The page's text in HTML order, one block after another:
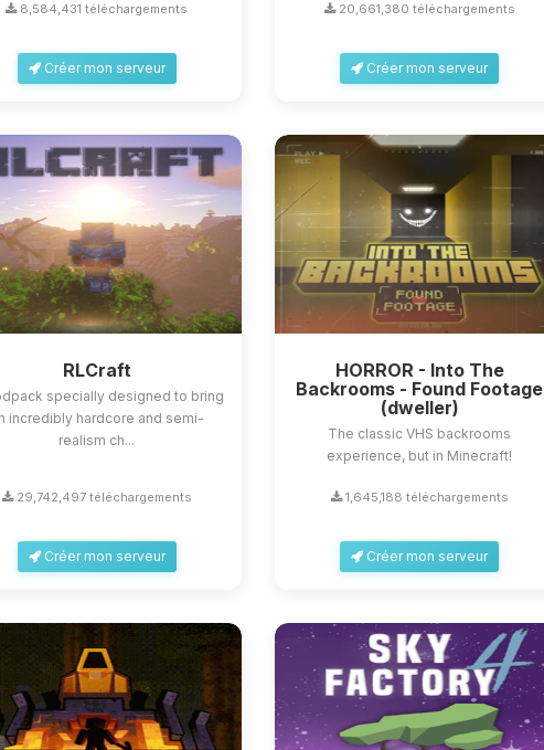
8,584,431 téléchargements
Créer mon serveur
20,661,380 téléchargements
Créer mon serveur
RLCraft
specially designed to bring
incredibly hardcore and semi-
realism ch...
29,742,497 téléchargements
Créer mon serveur
HORROR - Into The
Backrooms - Found Footage
(dweller)
The classic VHS backrooms
experience, but in Minecraft!
1,645,188 téléchargements
Créer mon serveur